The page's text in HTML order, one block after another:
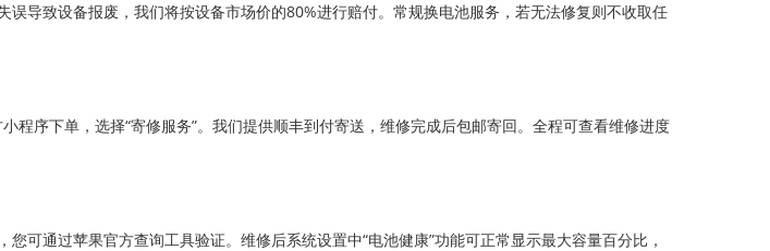
误导致设备报废，我们将按设备市场价的80%进行赔付。常规换电池服务，若无法修复则不收取任
程序下单，选择“寄修服务”。我们提供顺丰到付寄送，维修完成后包邮寄回。全程可查看维修进度
可通过苹果官方查询工具验证。维修后系统设置中“电池健康”功能可正常显示最大容量百分比，